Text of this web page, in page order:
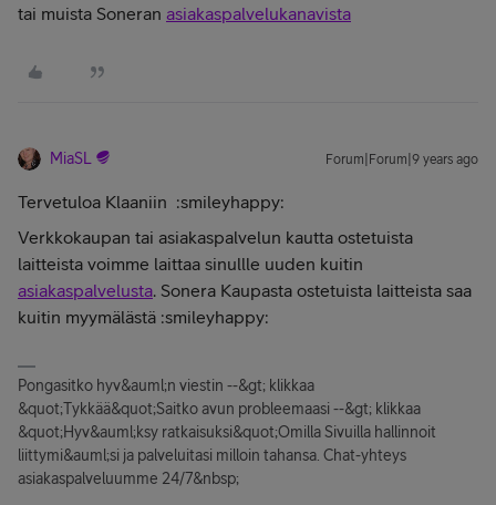
tai muista Soneran asiakaspalvelukanavista
MiaSL Forum|Forum|9 years ago
Tervetuloa Klaaniin :smileyhappy:
Verkkokaupan tai asiakaspalvelun kautta ostetuista
laitteista voimme laittaa sinullle uuden kuitin
asiakaspalvelusta. Sonera Kaupasta ostetuista laitteista saa
kuitin myymälästä :smileyhappy:
Pongasitko hyv&auml;n viestin --&gt; klikkaa
&quot;Tykkää&quot;Saitko avun probleemaasi --&gt; klikkaa
&quot;Hyv&auml;ksy ratkaisuksi&quot;Omilla Sivuilla hallinnoit
liittymi&auml;si ja palveluitasi milloin tahansa. Chat-yhteys
asiakaspalveluumme 24/7&nbsp;